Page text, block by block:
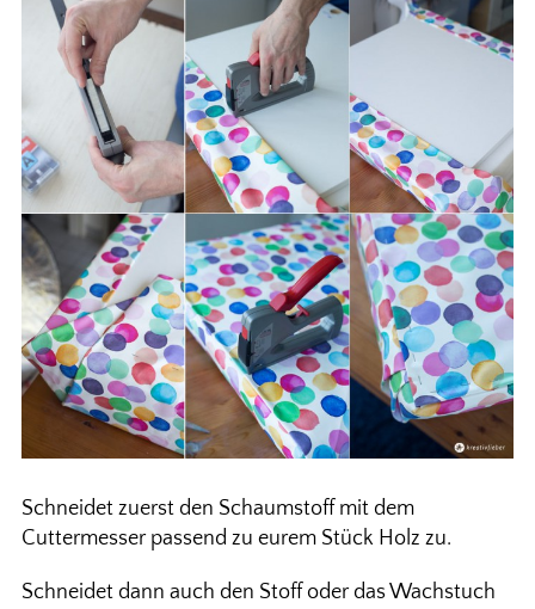
Schneidet zuerst den Schaumstoff mit dem
Cuttermesser passend zu eurem Stück Holz zu.
Schneidet dann auch den Stoff oder das Wachstuch